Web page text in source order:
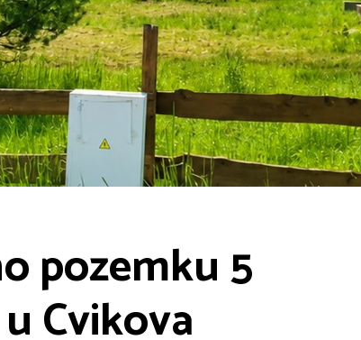
pozemku 5
Cvikova